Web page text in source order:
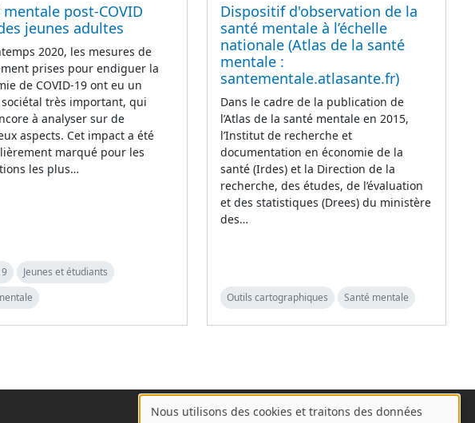
mentale post-COVID
jeunes adultes
2020, les mesures de
prises pour endiguer la
de COVID-19 ont eu un
très important, qui
à analyser sur de
aspects. Cet impact a été
marqué pour les
les plus…
Jeunes et étudiants
Dispositif d'observation de la
santé mentale à l’échelle
nationale (Atlas de la santé
mentale :
santementale.atlasante.fr)
Dans le cadre de la publication de
l’Atlas de la santé mentale en 2015,
l’Institut de recherche et
documentation en économie de la
santé (Irdes) et la Direction de la
recherche, des études, de l’évaluation
et des statistiques (Drees) du ministère
des…
Outils cartographiques Santé mentale
Nous utilisons des cookies et traitons des données